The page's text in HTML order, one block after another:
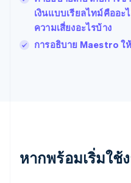
เงินแบบเรียลไทม์คืออะ
ความเสี่ยงอะไรบ้าง
การอธิบาย Maestro ให้
หากพร้อมเริ่มใช้
English Svenska
มอลตา
English
มาเลเซีย
English
ลักเซมเบิร์ก